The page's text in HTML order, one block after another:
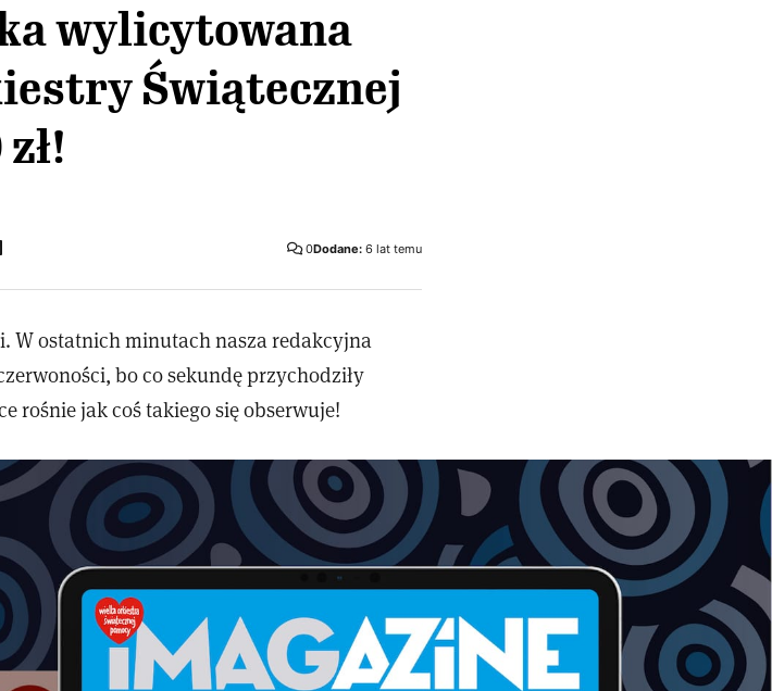
wylicytowana
Świątecznej
0Dodane: 6 lat temu
W ostatnich minutach nasza redakcyjna
bo co sekundę przychodziły
rośnie jak coś takiego się obserwuje!